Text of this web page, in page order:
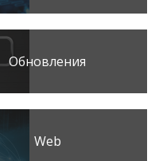
Обновления
Web